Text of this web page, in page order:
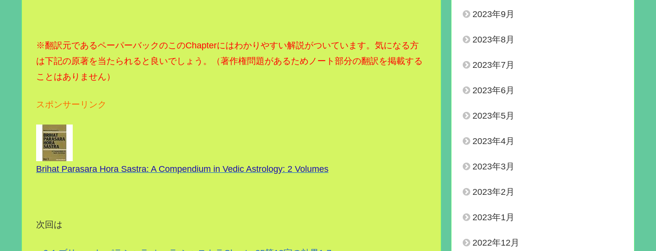
※翻訳元であるペーパーバックのこのChapterにはわかりやすい解説がついています。気になる方
は下記の原著を当たられると良いでしょう。（著作権問題があるためノート部分の翻訳を掲載する
ことはありません）
スポンサーリンク
Brihat Parasara Hora Sastra: A Compendium in Vedic Astrology: 2 Volumes
次回は
2023年9月
2023年8月
2023年7月
2023年6月
2023年5月
2023年4月
2023年3月
2023年2月
2023年1月
2022年12月